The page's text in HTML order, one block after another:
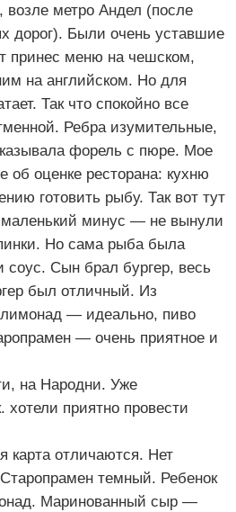
возле метро Андел (после
дорог). Были очень уставшие
принес меню на чешском,
на английском. Но для
Так что спокойно все
Ребра изумительные,
форель с пюре. Мое
об оценке ресторана: кухню
готовить рыбу. Так вот тут
маленький минус — не вынули
Но сама рыба была
соус. Сын брал бургер, весь
был отличный. Из
— идеально, пиво
— очень приятное и
на Народни. Уже
хотели приятно провести
карта отличаются. Нет
темный. Ребенок
Маринованный сыр —